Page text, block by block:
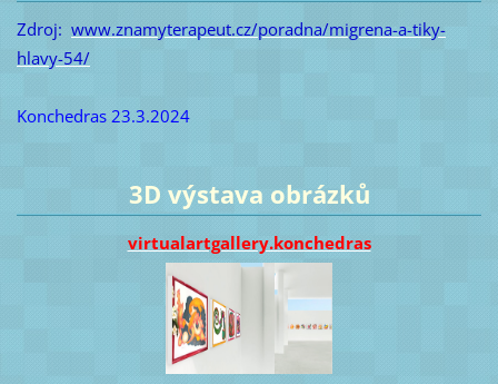
Zdroj: www.znamyterapeut.cz/poradna/migrena-a-tiky-
hlavy-54/
Konchedras 23.3.2024
3D výstava obrázků
virtualartgallery.konchedras